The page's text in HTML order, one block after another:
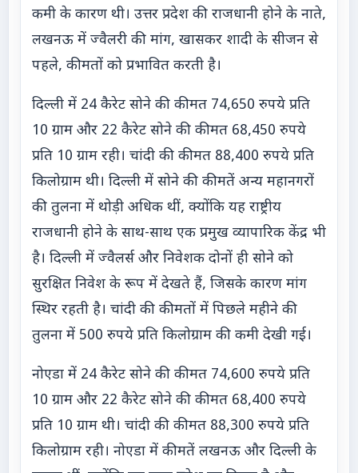
कमी के कारण थी। उत्तर प्रदेश की राजधानी होने के नाते,
लखनऊ में ज्वैलरी की मांग, खासकर शादी के सीजन से
पहले, कीमतों को प्रभावित करती है।
दिल्ली में 24 कैरेट सोने की कीमत 74,650 रुपये प्रति
10 ग्राम और 22 कैरेट सोने की कीमत 68,450 रुपये
प्रति 10 ग्राम रही। चांदी की कीमत 88,400 रुपये प्रति
किलोग्राम थी। दिल्ली में सोने की कीमतें अन्य महानगरों
की तुलना में थोड़ी अधिक थीं, क्योंकि यह राष्ट्रीय
राजधानी होने के साथ-साथ एक प्रमुख व्यापारिक केंद्र भी
है। दिल्ली में ज्वैलर्स और निवेशक दोनों ही सोने को
सुरक्षित निवेश के रूप में देखते हैं, जिसके कारण मांग
स्थिर रहती है। चांदी की कीमतों में पिछले महीने की
तुलना में 500 रुपये प्रति किलोग्राम की कमी देखी गई।
नोएडा में 24 कैरेट सोने की कीमत 74,600 रुपये प्रति
10 ग्राम और 22 कैरेट सोने की कीमत 68,400 रुपये
प्रति 10 ग्राम थी। चांदी की कीमत 88,300 रुपये प्रति
किलोग्राम रही। नोएडा में कीमतें लखनऊ और दिल्ली के